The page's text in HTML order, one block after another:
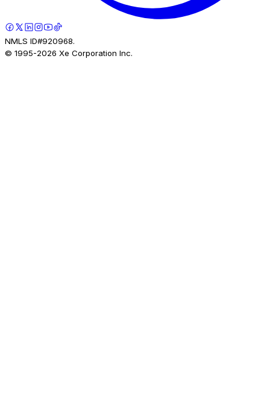
NMLS ID#920968.
© 1995-2026 Xe Corporation Inc.